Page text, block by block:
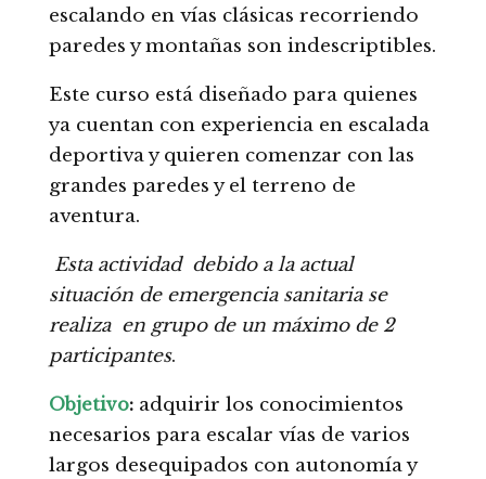
escalando en vías clásicas recorriendo
paredes y montañas son indescriptibles.
Este curso está diseñado para quienes
ya cuentan con experiencia en escalada
deportiva y quieren comenzar con las
grandes paredes y el terreno de
aventura.
Esta actividad debido a la actual
situación de emergencia sanitaria se
realiza en grupo de un máximo de 2
participantes.
Objetivo: adquirir los conocimientos
necesarios para escalar vías de varios
largos desequipados con autonomía y